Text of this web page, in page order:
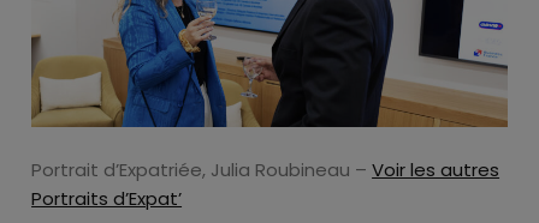
Portrait d’Expatriée, Julia Roubineau –Voir les autres
Portraits d’Expat’